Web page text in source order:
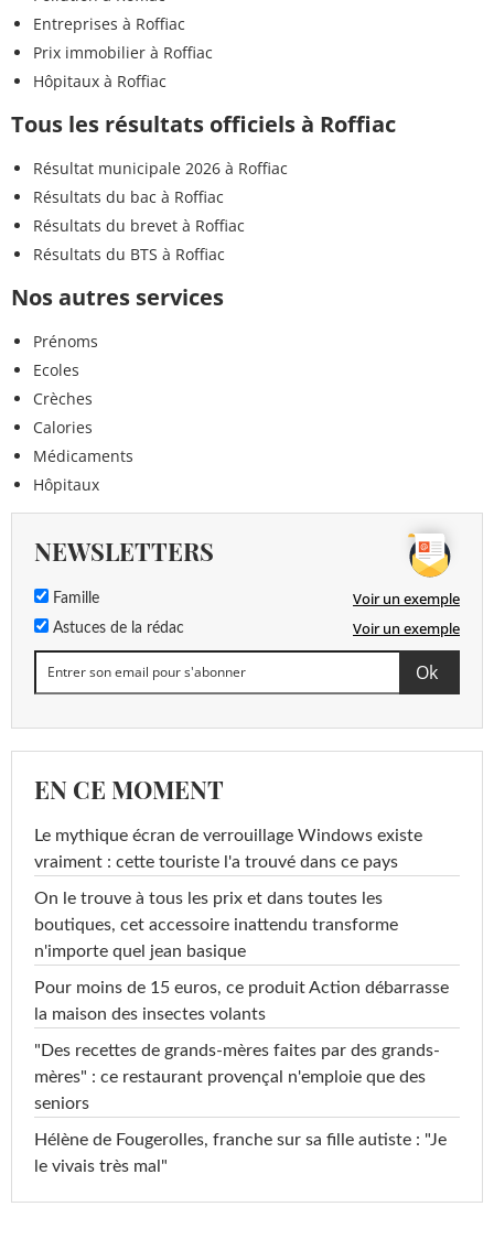
Entreprises à Roffiac
Prix immobilier à Roffiac
Hôpitaux à Roffiac
Tous les résultats officiels à Roffiac
Résultat municipale 2026 à Roffiac
Résultats du bac à Roffiac
Résultats du brevet à Roffiac
Résultats du BTS à Roffiac
Nos autres services
Prénoms
Ecoles
Crèches
Calories
Médicaments
Hôpitaux
NEWSLETTERS
Famille Voir un exemple
Astuces de la rédac Voir un exemple
EN CE MOMENT
Le mythique écran de verrouillage Windows existe
vraiment : cette touriste l'a trouvé dans ce pays
On le trouve à tous les prix et dans toutes les
boutiques, cet accessoire inattendu transforme
n'importe quel jean basique
Pour moins de 15 euros, ce produit Action débarrasse
la maison des insectes volants
"Des recettes de grands-mères faites par des grands-
mères" : ce restaurant provençal n'emploie que des
seniors
Hélène de Fougerolles, franche sur sa fille autiste : "Je
le vivais très mal"